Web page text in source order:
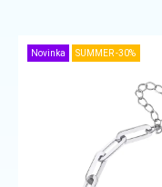
Novinka SUMMER -30%